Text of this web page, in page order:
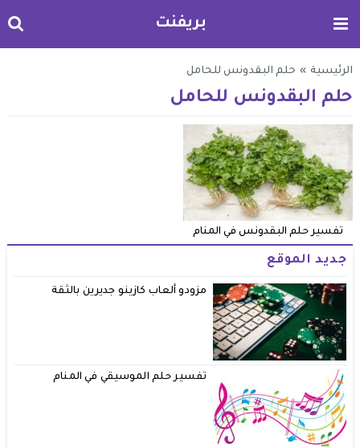
بريفنت
الرئيسية » حلم البقدونس للحامل
حلم البقدونس للحامل
تفسير حلم البقدونس في المنام
جديد الموقع
مزودو ألعاب كازينو جديرين بالثقة
تفسير حلم الموسيقي في المنام